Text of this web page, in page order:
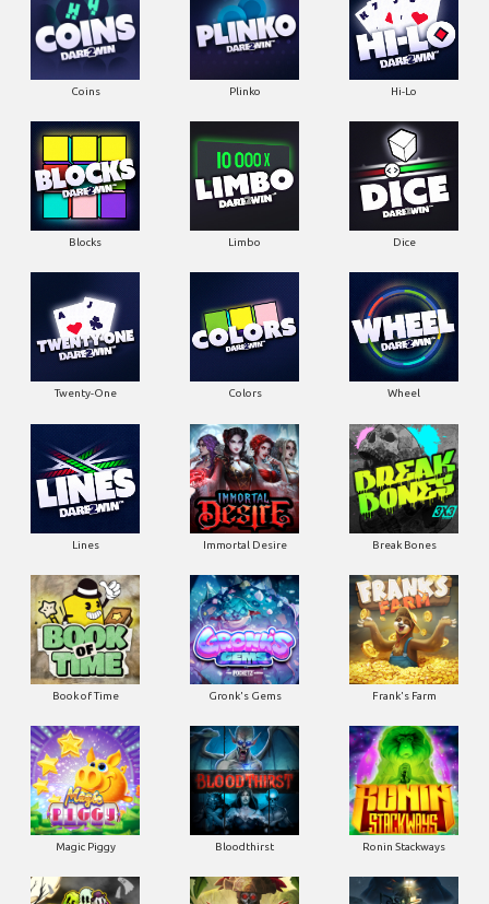
Coins Plinko Hi-Lo
Blocks Limbo Dice
Twenty-One Colors Wheel
Lines Immortal Desire Break Bones
Book of Time Gronk's Gems Frank's Farm
Magic Piggy Bloodthirst Ronin Stackways